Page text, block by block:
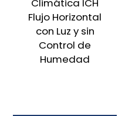
epoxi.
Patas en acero
regulable.
Base con 4
movimiento, con